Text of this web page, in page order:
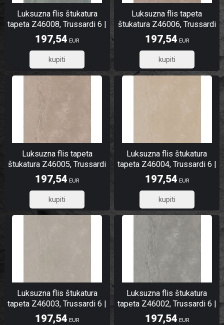
Luksuzna flis štukatura
tapeta Z46008, Trussardi 6 |
Ljepilo besplatno
197,54 EUR
158,03
Luksuzna flis tapeta
štukatura Z46006, Trussardi
6 | Ljepilo besplatno
197,54 EUR
158,03
Luksuzna flis tapeta
štukatura Z46005, Trussardi
6 | Ljepilo besplatno
197,54 EUR
158,03
Luksuzna flis štukatura
tapeta Z46004, Trussardi 6 |
Ljepilo besplatno
197,54 EUR
158,03
Luksuzna flis štukatura
tapeta Z46003, Trussardi 6 |
Ljepilo besplatno
197,54 EUR
Luksuzna flis štukatura
tapeta Z46002, Trussardi 6 |
Ljepilo besplatno
197,54 EUR